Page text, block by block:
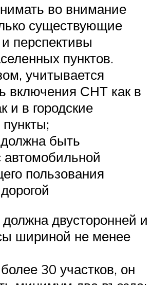
во внимание
существующие
перспективы
пунктов.
учитывается
включения СНТ как в
и в городские
быть
автомобильной
пользования
двусторонней и
шириной не менее
30 участков, он